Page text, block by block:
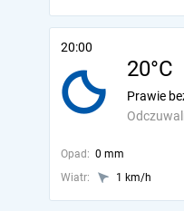
20:00
20°C
Prawie
Opad: 0 mm
Wiatr:
1 km/h